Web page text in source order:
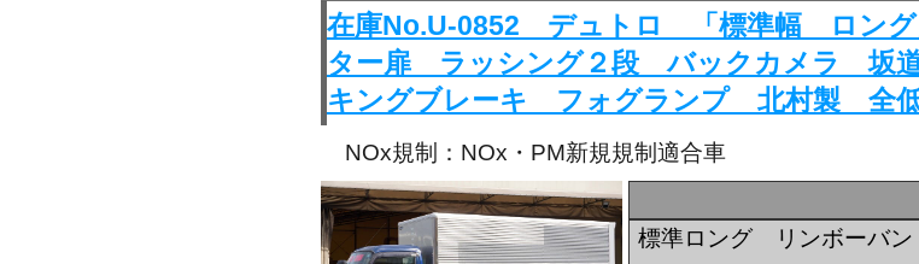
在庫No.U-0852 デュトロ 「標準幅 ロン
ター扉 ラッシング２段 バックカメラ 坂
キングブレーキ フォグランプ 北村製 全
NOx規制：NOx・PM新規規制適合車
標準ロング リンボーバ